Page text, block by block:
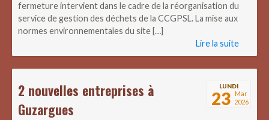
fermeture intervient dans le cadre de la réorganisation du
service de gestion des déchets de la CCGPSL. La mise aux
normes environnementales du site […]
Lire la suite
LUNDI
23 Mar
2026
2 nouvelles entreprises à
Guzargues